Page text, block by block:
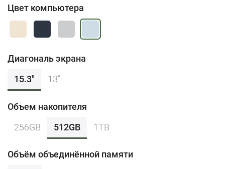
Цвет компьютера
Диагональ экрана
15.3″
13"
Объем накопителя
256GB
512GB 1TB
Объём объединённой памяти